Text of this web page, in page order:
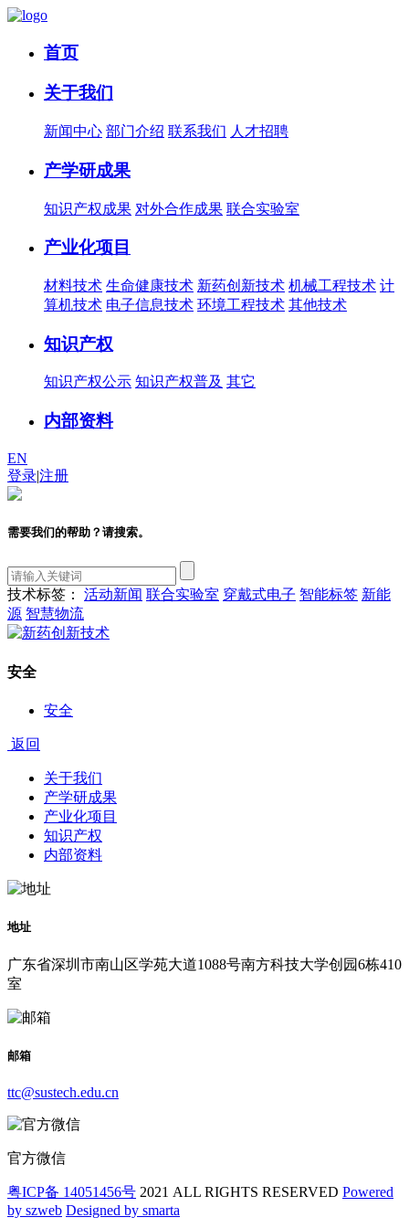
首页
关于我们
新闻中心 部门介绍 联系我们 人才招聘
产学研成果
知识产权成果 对外合作成果 联合实验室
产业化项目
材料技术 生命健康技术 新药创新技术 机械工程技术 计
算机技术 电子信息技术 环境工程技术 其他技术
知识产权
知识产权公示 知识产权普及 其它
内部资料
EN
登录|注册
需要我们的帮助？请搜索。
技术标签： 活动新闻 联合实验室 穿戴式电子 智能标签 新能
源 智慧物流
安全
安全
返回
关于我们
产学研成果
产业化项目
知识产权
内部资料
地址
广东省深圳市南山区学苑大道1088号南方科技大学创园6栋410
室
邮箱
ttc@sustech.edu.cn
官方微信
粤ICP备 14051456号 2021 ALL RIGHTS RESERVED Powered
by szweb Designed by smarta